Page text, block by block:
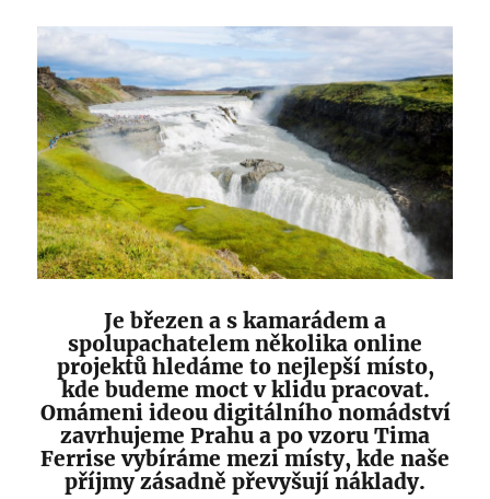
Je březen a s kamarádem a
spolupachatelem několika online
projektů hledáme to nejlepší místo,
kde budeme moct v klidu pracovat.
Omámeni ideou digitálního nomádství
zavrhujeme Prahu a po vzoru Tima
Ferrise vybíráme mezi místy, kde naše
příjmy zásadně převyšují náklady.